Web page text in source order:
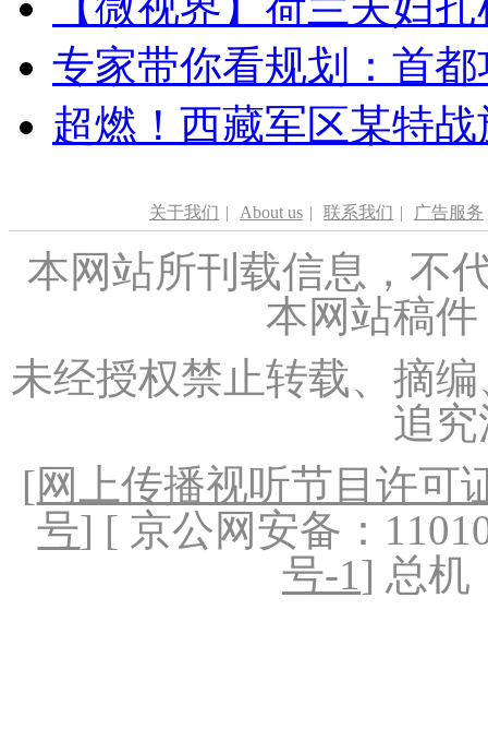
专家带你看规划：首
超燃！西藏军区某特
关于我们 | About us | 联系我们 | 广告服务
本网站所刊载信息，不
本网站稿
未经授权禁止转载、摘
追
[网上传播视听节目许可
号] [ 京公网安备：
号-1] 总机